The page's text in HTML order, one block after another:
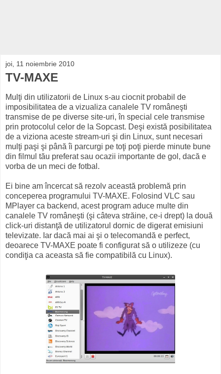
joi, 11 noiembrie 2010
TV-MAXE
Mulţi din utilizatorii de Linux s-au ciocnit probabil de
imposibilitatea de a vizualiza canalele TV româneşti
transmise de pe diverse site-uri, în special cele transmise
prin protocolul celor de la Sopcast. Deşi există posibilitatea
de a viziona aceste stream-uri şi din Linux, sunt necesari
mulţi paşi şi până îi parcurgi pe toţi poţi pierde minute bune
din filmul tău preferat sau ocazii importante de gol, dacă e
vorba de un meci de fotbal.
Ei bine am încercat să rezolv această problemă prin
conceperea programului TV-MAXE. Folosind VLC sau
MPlayer ca backend, acest program aduce multe din
canalele TV româneşti (şi câteva străine, ce-i drept) la două
click-uri distanţă de utilizatorul dornic de digerat emisiuni
televizate. Iar dacă mai ai şi o telecomandă e perfect,
deoarece TV-MAXE poate fi configurat să o utilizeze (cu
condiţia ca aceasta să fie compatibilă cu Linux).